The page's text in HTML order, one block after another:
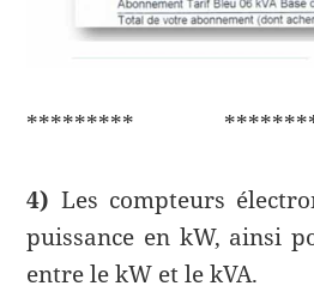
*********
4) Les compteurs
puissance en kW, ainsi
entre le kW et le kVA.